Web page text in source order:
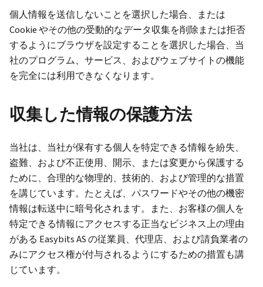
個人情報を送信しないことを選択した場合、または
Cookie やその他の受動的なデータ収集を削除または拒否
するようにブラウザを設定することを選択した場合、当
社のプログラム、サービス、およびウェブサイトの機能
を完全には利用できなくなります。
収集した情報の保護方法
当社は、当社が保有する個人を特定できる情報を紛失、
盗難、および不正使用、開示、または変更から保護する
ために、合理的な物理的、技術的、および管理的な措置
を講じています。たとえば、パスワードやその他の機密
情報は転送中に暗号化されます。また、お客様の個人を
特定できる情報にアクセスする正当なビジネス上の理由
がある Easybits AS の従業員、代理店、および請負業者の
みにアクセス権が付与されるようにするための措置も講
じています。